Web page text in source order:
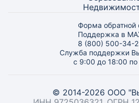
Форма обратной
Поддержка в
8 (800) 500-34-
Служба поддержки
с 9:00 до 18:00
© 2014-2026 ООО